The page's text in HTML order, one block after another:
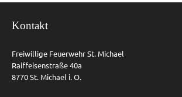
Kontakt
Freiwillige Feuerwehr St. Michael
Raiffeisenstraße 40a
8770 St. Michael i. O.